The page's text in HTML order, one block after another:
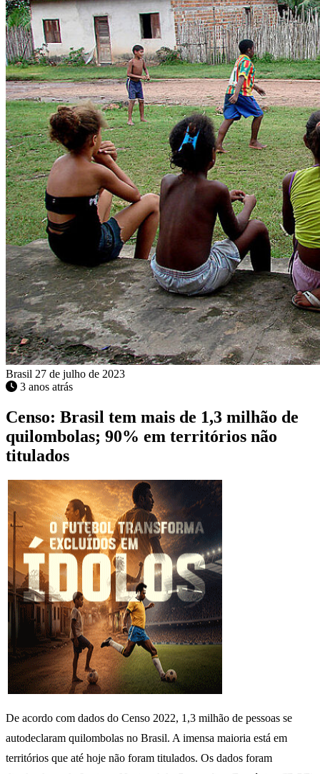
Brasil 27 de julho de 2023
3 anos atrás
Censo: Brasil tem mais de 1,3 milhão de
quilombolas; 90% em territórios não
titulados
De acordo com dados do Censo 2022, 1,3 milhão de pessoas se
autodeclaram quilombolas no Brasil. A imensa maioria está em
territórios que até hoje não foram titulados. Os dados foram